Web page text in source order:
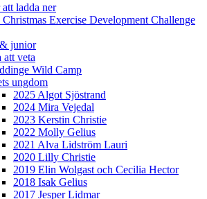
ladda ner
Christmas Exercise Development Challenge
junior
att veta
Wild Camp
ungdom
2025 Algot Sjöstrand
2024 Mira Vejedal
2023 Kerstin Christie
2022 Molly Gelius
2021 Alva Lidström Lauri
2020 Lilly Christie
2019 Elin Wolgast och Cecilia Hector
2018 Isak Gelius
2017 Jesper Lidmar